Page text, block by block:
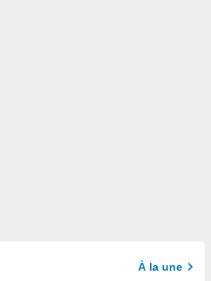
À la une